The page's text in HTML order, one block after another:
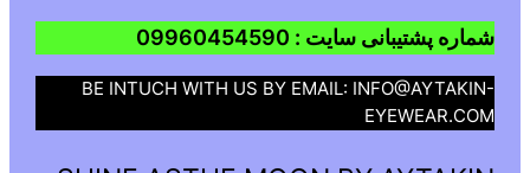
شماره پشتیبانی سایت : 09960454590
BE INTUCH WITH US BY EMAIL: INFO@AYTAKIN-
EYEWEAR.COM